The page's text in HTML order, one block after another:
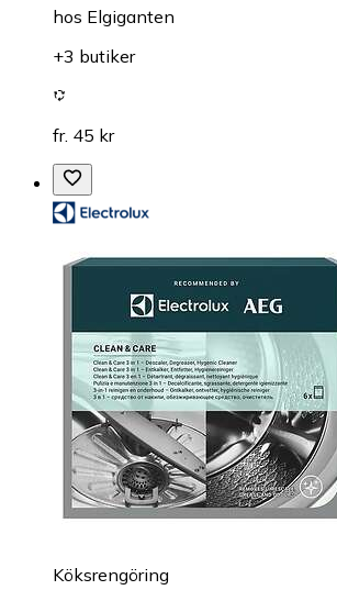
hos Elgiganten
+3 butiker
fr. 45 kr
Köksrengöring